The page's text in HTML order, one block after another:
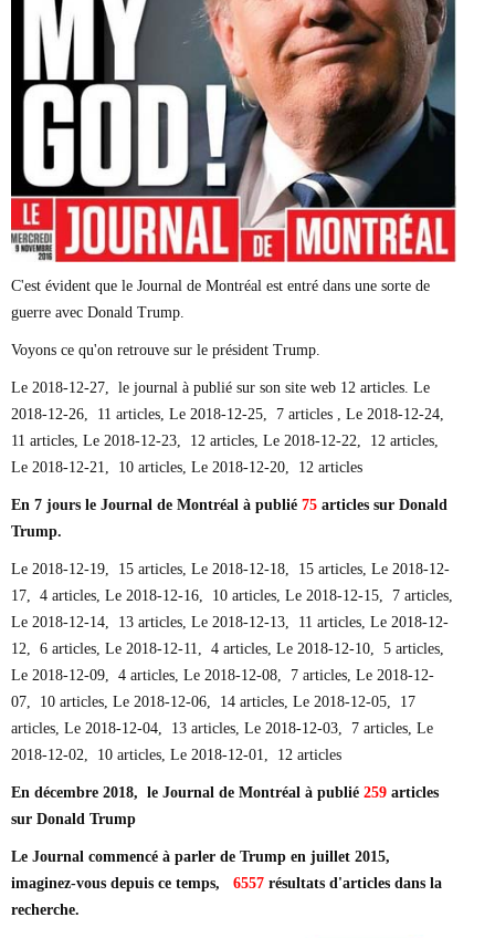
Marie-Eve Doyon
Mathieu Bock Côté
Normand Lester
Philippe Léger
Richard Béliveau
Richard Martineau
Réjean Parent
Steve E. Fortin
Sophie Durocher
Thomas Mulcair
C'est évident que le Journal de Montréal est entré dans une sorte de
guerre avec Donald Trump.
Voyons ce qu'on retrouve sur le président Trump.
Le 2018-12-27, le journal à publié sur son site web 12 articles. Le
2018-12-26, 11 articles, Le 2018-12-25, 7 articles , Le 2018-12-24,
11 articles, Le 2018-12-23, 12 articles, Le 2018-12-22, 12 articles,
Le 2018-12-21, 10 articles, Le 2018-12-20, 12 articles
En 7 jours le Journal de Montréal à publié 75 articles sur Donald
Trump.
Le 2018-12-19, 15 articles, Le 2018-12-18, 15 articles, Le 2018-12-
17, 4 articles, Le 2018-12-16, 10 articles, Le 2018-12-15, 7 articles,
Le 2018-12-14, 13 articles, Le 2018-12-13, 11 articles, Le 2018-12-
12, 6 articles, Le 2018-12-11, 4 articles, Le 2018-12-10, 5 articles,
Le 2018-12-09, 4 articles, Le 2018-12-08, 7 articles, Le 2018-12-
07, 10 articles, Le 2018-12-06, 14 articles, Le 2018-12-05, 17
articles, Le 2018-12-04, 13 articles, Le 2018-12-03, 7 articles, Le
2018-12-02, 10 articles, Le 2018-12-01, 12 articles
En décembre 2018, le Journal de Montréal à publié 259 articles
sur Donald Trump
Le Journal commencé à parler de Trump en juillet 2015,
imaginez-vous depuis ce temps, 6557 résultats d'articles dans la
recherche.